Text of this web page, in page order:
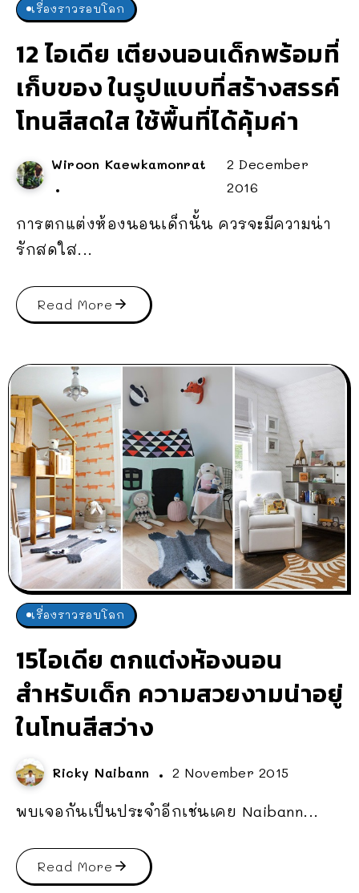
เรื่องราวรอบโลก
12 ไอเดีย เตียงนอนเด็กพร้อมที่
เก็บของ ในรูปแบบที่สร้างสรรค์
โทนสีสดใส ใช้พื้นที่ได้คุ้มค่า
Wiroon Kaewkamonrat
2 December
2016
การตกแต่งห้องนอนเด็กนั้น ควรจะมีความน่า
รักสดใส...
Read More
เรื่องราวรอบโลก
15ไอเดีย ตกแต่งห้องนอน
สำหรับเด็ก ความสวยงามน่าอยู่
ในโทนสีสว่าง
Ricky Naibann 2 November 2015
พบเจอกันเป็นประจำอีกเช่นเคย Naibann...
Read More